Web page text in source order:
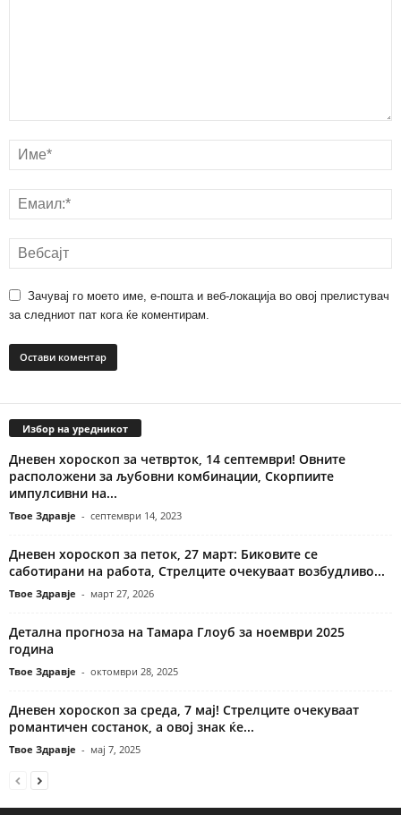
Зачувај го моето име, е-пошта и веб-локација во овој прелистувач
за следниот пат кога ќе коментирам.
Избор на уредникот
Дневен хороскоп за четврток, 14 септември! Овните
расположени за љубовни комбинации, Скорпиите
импулсивни на...
Твое Здравје - септември 14, 2023
Дневен хороскоп за петок, 27 март: Биковите се
саботирани на работа, Стрелците очекуваат возбудливо...
Твое Здравје - март 27, 2026
Детална прогноза на Тамара Глоуб за ноември 2025
година
Твое Здравје - октомври 28, 2025
Дневен хороскоп за среда, 7 мај! Стрелците очекуваат
романтичен состанок, а овој знак ќе...
Твое Здравје - мај 7, 2025